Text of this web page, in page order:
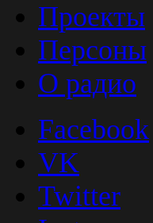
Проекты
Персоны
О радио
Facebook
VK
Twitter